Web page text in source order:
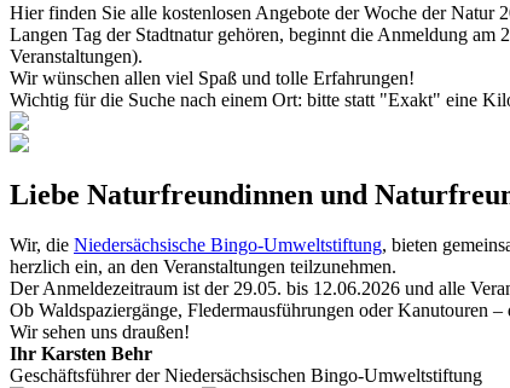
Hier finden Sie alle kostenlosen Angebote der Woche der Natur
Langen Tag der Stadtnatur gehören, beginnt die Anmeldung
Veranstaltungen).
Wir wünschen allen viel Spaß und tolle Erfahrungen!
Wichtig für die Suche nach einem Ort: bitte statt "Exakt" eine
Liebe Naturfreundinnen und
Wir, die Niedersächsische Bingo-Umweltstiftung, bieten
herzlich ein, an den Veranstaltungen teilzunehmen.
Der Anmeldezeitraum ist der 29.05. bis 12.06.2026 und alle
Ob Waldspaziergänge, Fledermausführungen oder Kanutouren
Wir sehen uns draußen!
Ihr Karsten Behr
Geschäftsführer der Niedersächsischen Bingo-Umweltstiftung